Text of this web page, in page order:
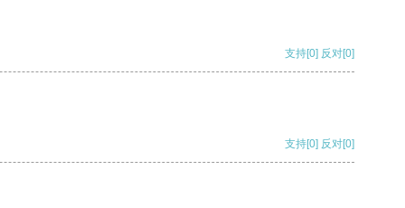
支持[0] 反对[0]
支持[0] 反对[0]